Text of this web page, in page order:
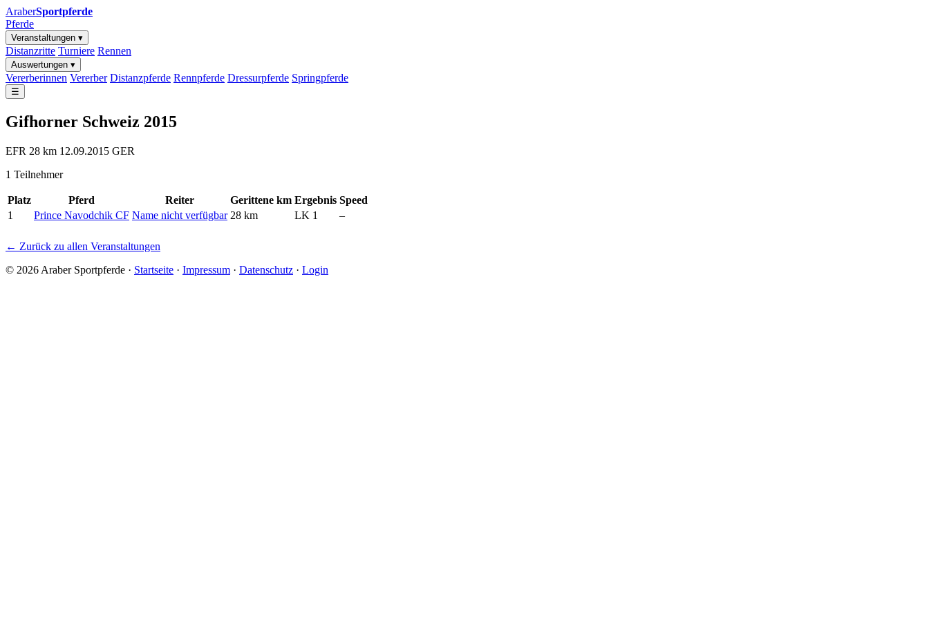
AraberSportpferde
Pferde
Veranstaltungen ▾
Distanzritte Turniere Rennen
Auswertungen ▾
Vererberinnen Vererber Distanzpferde Rennpferde Dressurpferde Springpferde
☰
Gifhorner Schweiz 2015
EFR 28 km 12.09.2015 GER
1 Teilnehmer
Platz Pferd Reiter Gerittene km Ergebnis Speed
1
Prince Navodchik CF Name nicht verfügbar 28 km LK 1 –
← Zurück zu allen Veranstaltungen
© 2026 Araber Sportpferde · Startseite · Impressum · Datenschutz · Login